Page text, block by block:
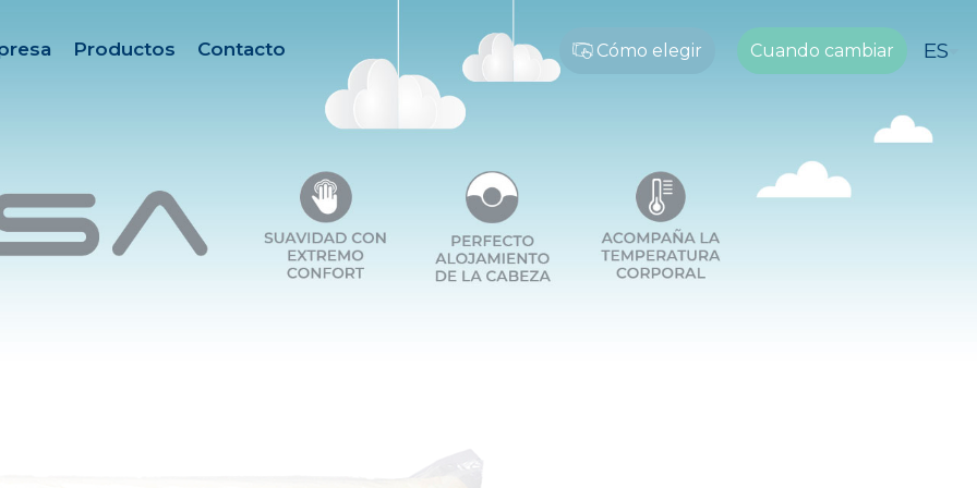
ES
Cuando cambiar
Cómo elegir
Productos Contacto